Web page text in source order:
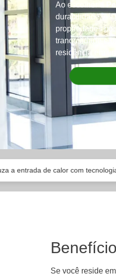
Ao escolher a
durabilidade. As
propriedades
tranquilidade e
residência em
com tecnologia solar
Se você reside